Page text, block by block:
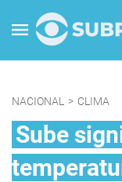
NACIONAL > CLIMA
Sube